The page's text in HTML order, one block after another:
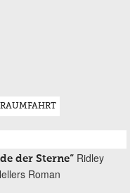
der Sterne“ Ridley
Roman